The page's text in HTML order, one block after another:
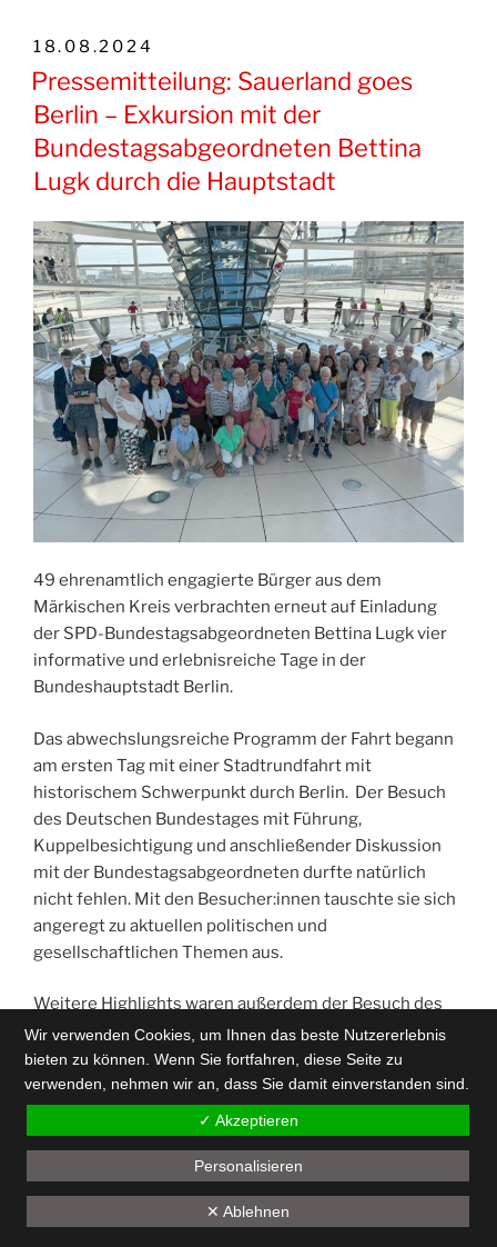
VERÖFFENTLICHT
AM
18.08.2024
Pressemitteilung: Sauerland goes
Berlin – Exkursion mit der
Bundestagsabgeordneten Bettina
Lugk durch die Hauptstadt
49 ehrenamtlich engagierte Bürger aus dem
Märkischen Kreis verbrachten erneut auf Einladung
der SPD-Bundestagsabgeordneten Bettina Lugk vier
informative und erlebnisreiche Tage in der
Bundeshauptstadt Berlin.
Das abwechslungsreiche Programm der Fahrt begann
am ersten Tag mit einer Stadtrundfahrt mit
historischem Schwerpunkt durch Berlin. Der Besuch
des Deutschen Bundestages mit Führung,
Kuppelbesichtigung und anschließender Diskussion
mit der Bundestagsabgeordneten durfte natürlich
nicht fehlen. Mit den Besucher:innen tauschte sie sich
angeregt zu aktuellen politischen und
gesellschaftlichen Themen aus.
Weitere Highlights waren außerdem der Besuch des
ZDF-Hauptstadtstudios, der Besuch des Auswärtigen
Amtes sowie der Besuch der Bundesanstalt des
Technischen Hilfswerks. Auch hier standen Führungen
und informative Vorträge auf dem Programm.
Die vier Tage in Berlin boten aber nicht nur ein
sondern wurden auch zum Kennenlernen, zum
Wir verwenden Cookies, um Ihnen das beste Nutzererlebnis
bieten zu können. Wenn Sie fortfahren, diese Seite zu
verwenden, nehmen wir an, dass Sie damit einverstanden sind.
✓ Akzeptieren
Personalisieren
✕ Ablehnen